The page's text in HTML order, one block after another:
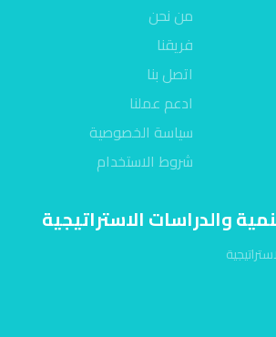
من نحن
فريقنا
اتصل بنا
ادعم عملنا
سياسة الخصوصية
شروط الاستخدام
والدراسات الاستراتيجية